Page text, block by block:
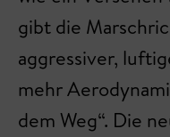
gibt die
aggressiver,
mehr
dem Weg“. Die